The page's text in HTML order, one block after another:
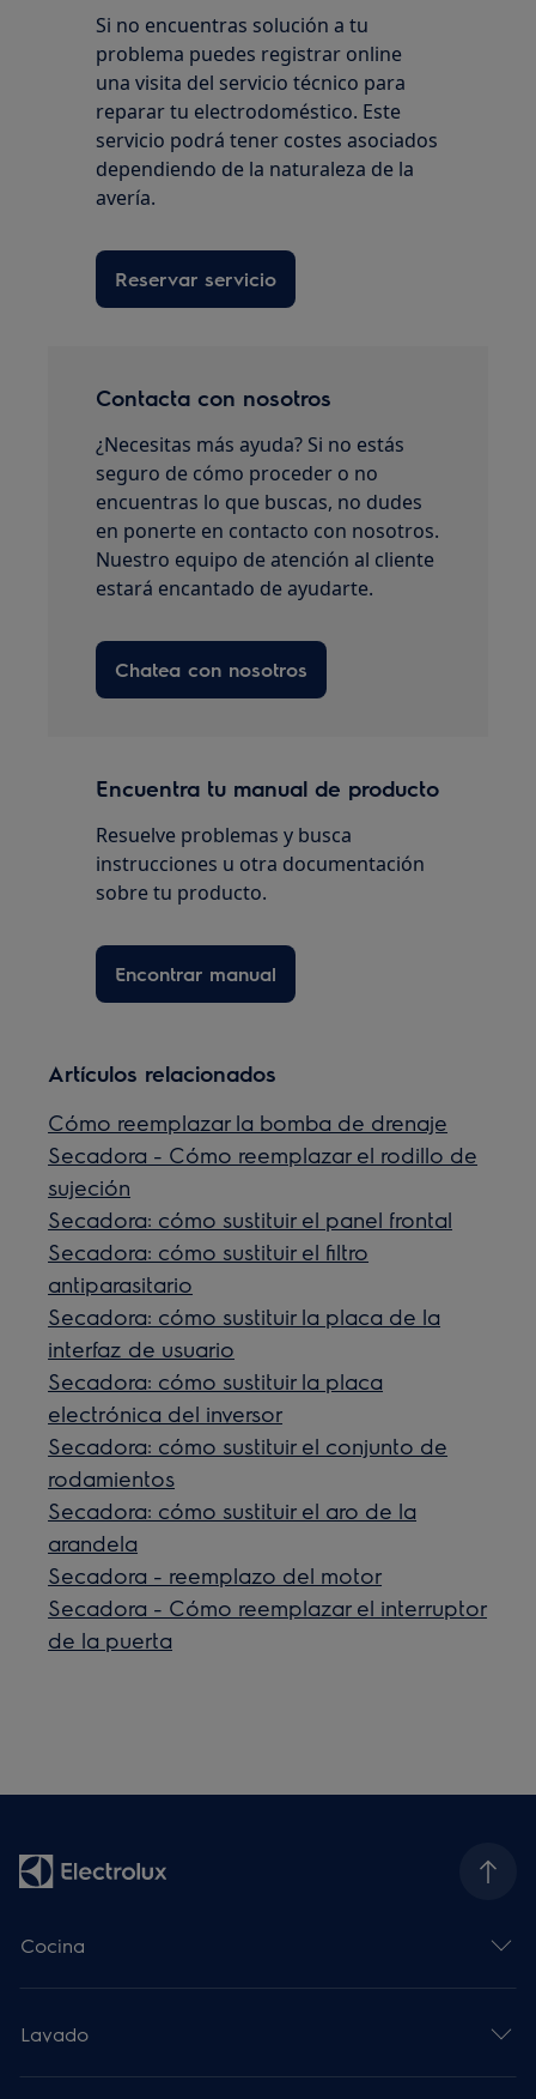
Si no encuentras solución a tu
problema puedes registrar online
una visita del servicio técnico para
reparar tu electrodoméstico. Este
servicio podrá tener costes asociados
dependiendo de la naturaleza de la
avería.
Reservar servicio
Contacta con nosotros
¿Necesitas más ayuda? Si no estás
seguro de cómo proceder o no
encuentras lo que buscas, no dudes
en ponerte en contacto con nosotros.
Nuestro equipo de atención al cliente
estará encantado de ayudarte.
Chatea con nosotros
Encuentra tu manual de producto
Resuelve problemas y busca
instrucciones u otra documentación
sobre tu producto.
Encontrar manual
Artículos relacionados
Cómo reemplazar la bomba de drenaje
Secadora - Cómo reemplazar el rodillo de
sujeción
Secadora: cómo sustituir el panel frontal
Secadora: cómo sustituir el filtro
antiparasitario
Secadora: cómo sustituir la placa de la
interfaz de usuario
Secadora: cómo sustituir la placa
electrónica del inversor
Secadora: cómo sustituir el conjunto de
rodamientos
Secadora: cómo sustituir el aro de la
arandela
Secadora - reemplazo del motor
Secadora - Cómo reemplazar el interruptor
de la puerta
Cocina
Lavado